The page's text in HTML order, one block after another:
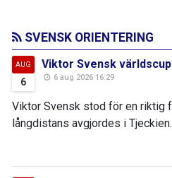
SVENSK ORIENTERING
AUG
6
Viktor Svensk
6 aug 2026 16:29
Viktor Svensk stod för en riktig
långdistans avgjordes i